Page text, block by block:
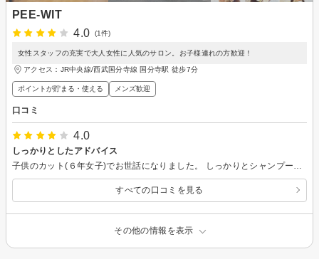
PEE-WIT
4.0
(1件)
女性スタッフの充実で大人女性に人気のサロン。お子様連れの方歓迎！
アクセス：JR中央線/西武国分寺線 国分寺駅 徒歩7分
ポイントが貯まる・使える メンズ歓迎
口コミ
4.0
しっかりとしたアドバイス
すべての口コミを見る
その他の情報を表示